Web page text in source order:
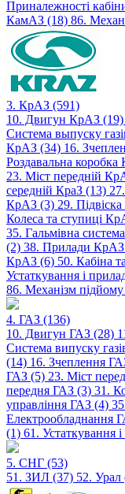
Приналежності
КамАЗ (18) 86.
3. КрАЗ (591)
10. Двигун КрАЗ (19)
Система выпуску
КрАЗ (34) 16.
Роздавальна
23. Міст передній
середній КраЗ (13)
КрАЗ (3) 29.
Колеса та ступиці
35. Гальмівна
(2) 38. Прилади
КрАЗ (6) 50. Кабіна
Устаткування і
86. Механізм
4. ГАЗ (136)
10. Двигун ГАЗ (28)
Система випуску
(14) 16. Зчеплення
ГАЗ (5) 23. Міст
передня ГАЗ (3) 31.
управління ГАЗ (4)
Електрообладнання
(1) 61. Устаткування
5. СНГ (53)
51. ЗИЛ (37) 52. Урал